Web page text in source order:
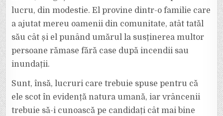
lucru, din modestie. El provine dintr-o familie care
a ajutat mereu oamenii din comunitate, atât tatăl
său cât și el punând umărul la susținerea multor
persoane rămase fără case după incendii sau
inundații.
Sunt, însă, lucruri care trebuie spuse pentru că
ele scot în evidență natura umană, iar vrâncenii
trebuie să-i cunoască pe candidați cât mai bine